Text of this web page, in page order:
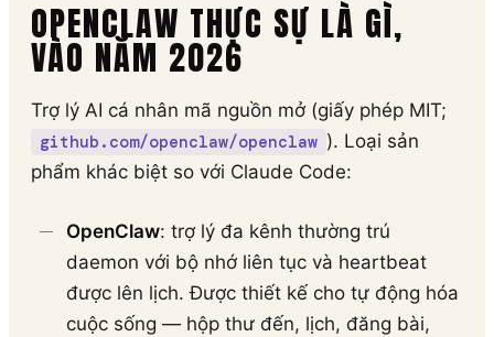
OPENCLAW THỰC SỰ LÀ GÌ,
VÀO NĂM 2026
Trợ lý AI cá nhân mã nguồn mở (giấy phép MIT;
github.com/openclaw/openclaw ). Loại sản
phẩm khác biệt so với Claude Code:
OpenClaw: trợ lý đa kênh thường trú
daemon với bộ nhớ liên tục và heartbeat
được lên lịch. Được thiết kế cho tự động hóa
cuộc sống — hộp thư đến, lịch, đăng bài,